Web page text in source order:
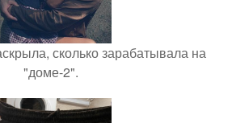
сколько зарабатывала на
"доме-2".